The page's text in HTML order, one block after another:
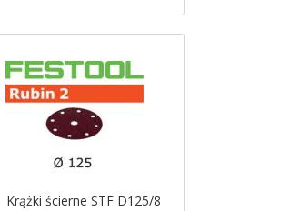
Krążki ścierne STF D125/8